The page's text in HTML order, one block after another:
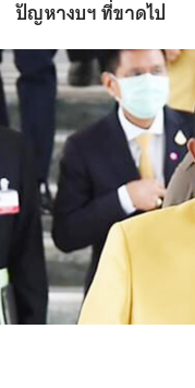
ปัญหางบฯ ที่ขาดไป